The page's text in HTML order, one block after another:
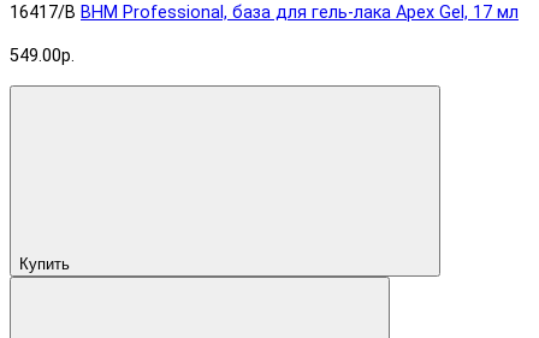
16417/B BHM Professional, база для гель-лака Apex Gel, 17 мл
549.00р.
Купить